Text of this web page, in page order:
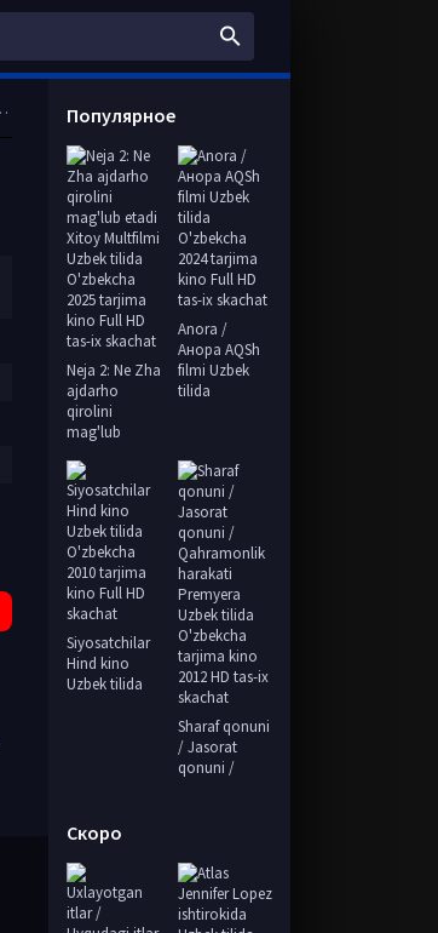
Популярное
Neja 2: Ne Zha
ajdarho
qirolini
mag'lub
Anora /
Анора AQSh
filmi Uzbek
tilida
Siyosatchilar
Hind kino
Uzbek tilida
Sharaf qonuni
/ Jasorat
qonuni /
Скоро